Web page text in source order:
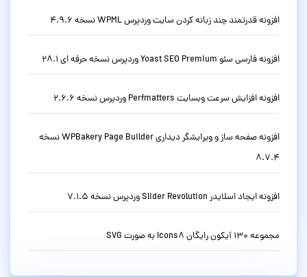
افزونه قدرتمند چند زبانه کردن سایت وردپرس WPML نسخه 4.9.6
افزونه فارسی سئو Yoast SEO Premium وردپرس نسخه حرفه ای 28.1
افزونه افزایش سرعت وبسایت Perfmatters وردپرس نسخه 2.6.6
افزونه صفحه ساز و ویرایشگر دیداری WPBakery Page Builder نسخه
8.7.4
افزونه ایجاد اسلایدر Slider Revolution وردپرس نسخه 7.1.5
مجموعه 130 آیکون رایگان Icons8 به صورت SVG